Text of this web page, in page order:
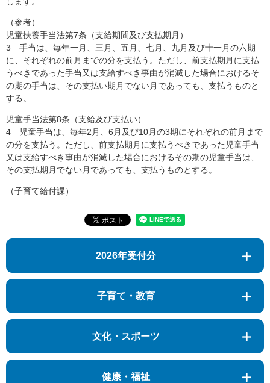
（参考）
児童扶養手当法第7条（支給期間及び支払期月）
3 手当は、毎年一月、三月、五月、七月、九月及び十一月の六期
に、それぞれの前月までの分を支払う。ただし、前支払期月に支払
うべきであった手当又は支給すべき事由が消滅した場合におけるそ
の期の手当は、その支払い期月でない月であっても、支払うものと
する。
児童手当法第8条（支給及び支払い）
4 児童手当は、毎年2月、6月及び10月の3期にそれぞれの前月まで
の分を支払う。ただし、前支払期月に支払うべきであった児童手当
又は支給すべき事由が消滅した場合におけるその期の児童手当は、
その支払期月でない月であっても、支払うものとする。
（子育て給付課）
2026年受付分
子育て・教育
文化・スポーツ
健康・福祉